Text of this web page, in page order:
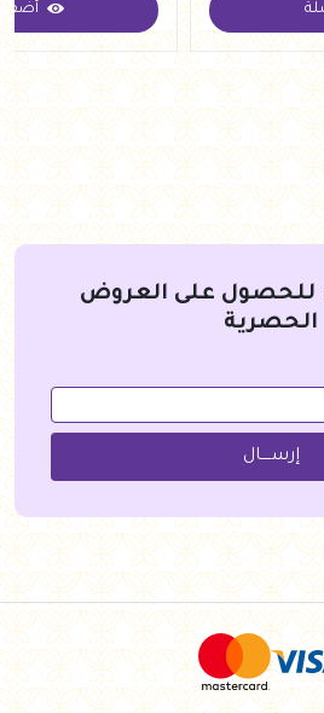
جنيه
أضف
على العروض
الحصرية
إرســــال